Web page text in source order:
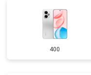
400